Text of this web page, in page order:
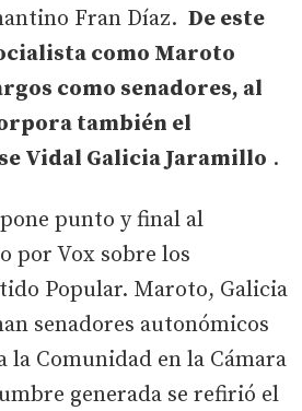
Fran Díaz. De este
como Maroto
como senadores, al
también el
Vidal Galicia Jaramillo .
punto y final al
por Vox sobre los
Popular. Maroto, Galicia
senadores autonómicos
la Comunidad en la Cámara
generada se refirió el